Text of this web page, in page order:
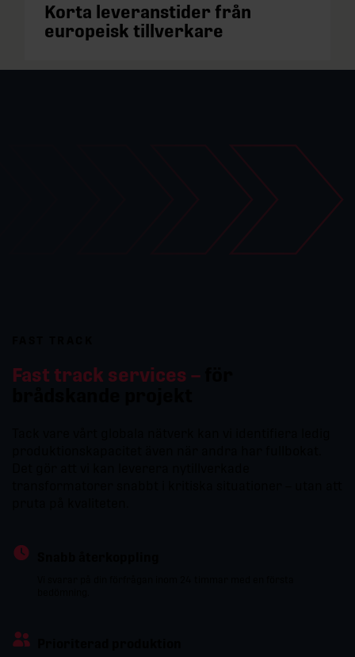
Korta leveranstider från
europeisk tillverkare
Fast track services –